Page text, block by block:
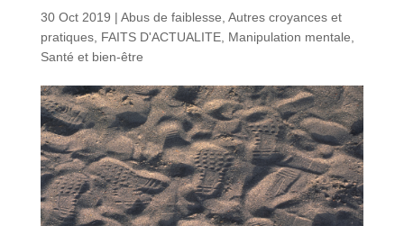
30 Oct 2019 | Abus de faiblesse Autres croyances et
pratiques, FAITS D'ACTUALITE, Manipulation mentale
Santé et bien-être